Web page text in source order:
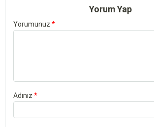
Yorum Yap
Yorumunuz *
Adınız *